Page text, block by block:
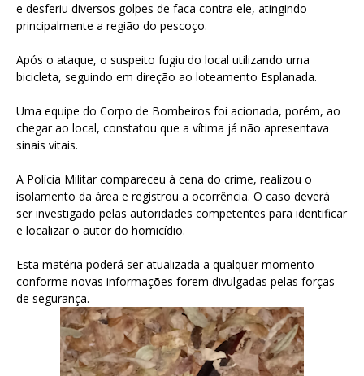
e desferiu diversos golpes de faca contra ele, atingindo
principalmente a região do pescoço.
Após o ataque, o suspeito fugiu do local utilizando uma
bicicleta, seguindo em direção ao loteamento Esplanada.
Uma equipe do Corpo de Bombeiros foi acionada, porém, ao
chegar ao local, constatou que a vítima já não apresentava
sinais vitais.
A Polícia Militar compareceu à cena do crime, realizou o
isolamento da área e registrou a ocorrência. O caso deverá
ser investigado pelas autoridades competentes para identificar
e localizar o autor do homicídio.
Esta matéria poderá ser atualizada a qualquer momento
conforme novas informações forem divulgadas pelas forças
de segurança.